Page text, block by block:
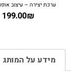
ערכת יצירה – עיצוב
199.00₪
מידע על המותג